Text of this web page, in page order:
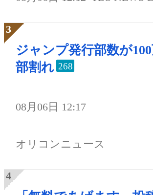
ジャンプ発行部数が
部割れ 268
08月06日 12:17
オリコンニュース